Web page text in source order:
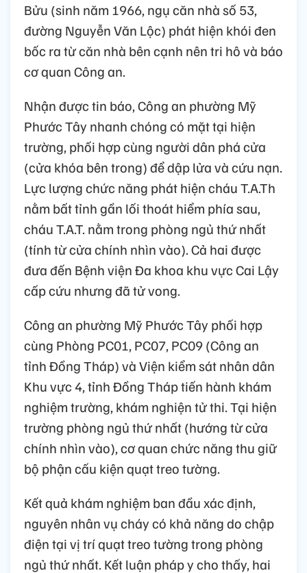
Bửu (sinh năm 1966, ngụ căn nhà số 53,
đường Nguyễn Văn Lộc) phát hiện khói đen
bốc ra từ căn nhà bên cạnh nên tri hô và báo
cơ quan Công an.
Nhận được tin báo, Công an phường Mỹ
Phước Tây nhanh chóng có mặt tại hiện
trường, phối hợp cùng người dân phá cửa
(cửa khóa bên trong) để dập lửa và cứu nạn.
Lực lượng chức năng phát hiện cháu T.A.Th
nằm bất tỉnh gần lối thoát hiểm phía sau,
cháu T.A.T. nằm trong phòng ngủ thứ nhất
(tính từ cửa chính nhìn vào). Cả hai được
đưa đến Bệnh viện Đa khoa khu vực Cai Lậy
cấp cứu nhưng đã tử vong.
Công an phường Mỹ Phước Tây phối hợp
cùng Phòng PC01, PC07, PC09 (Công an
tỉnh Đồng Tháp) và Viện kiểm sát nhân dân
Khu vực 4, tỉnh Đồng Tháp tiến hành khám
nghiệm trường, khám nghiện tử thi. Tại hiện
trường phòng ngủ thứ nhất (hướng từ cửa
chính nhìn vào), cơ quan chức năng thu giữ
bộ phận cấu kiện quạt treo tường.
Kết quả khám nghiệm ban đầu xác định,
nguyên nhân vụ cháy có khả năng do chập
điện tại vị trí quạt treo tường trong phòng
ngủ thứ nhất. Kết luận pháp y cho thấy, hai